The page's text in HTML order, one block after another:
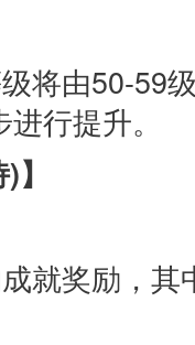
将由50-59
行提升。
就奖励，